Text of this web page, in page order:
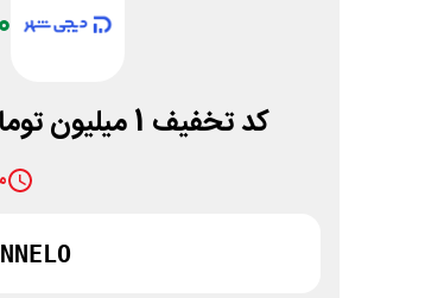
کد تخفیف 1 میلیون تومانی غیراول سایت دیجی شهر